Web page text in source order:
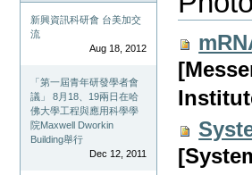
新興資訊科研會 台美加交
流
Aug 18, 2012
「第一屆青年研發學者會
議」 8月18、19兩日在哈
佛大學工程與應用科學學
院Maxwell Dworkin
Building舉行
Dec 12, 2011